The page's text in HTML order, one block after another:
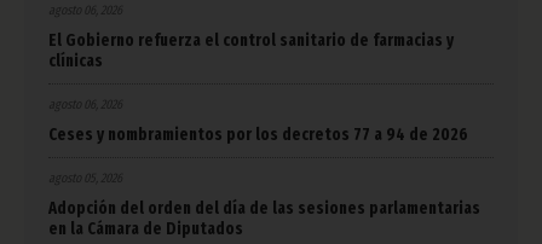
agosto 06, 2026
El Gobierno refuerza el control sanitario de farmacias y
clínicas
agosto 06, 2026
Ceses y nombramientos por los decretos 77 a 94 de 2026
agosto 05, 2026
Adopción del orden del día de las sesiones parlamentarias
en la Cámara de Diputados